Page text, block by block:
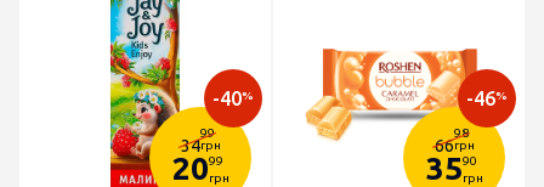
34
99
грн
2099
грн
-40%
66
98
грн
3590
грн
-46%